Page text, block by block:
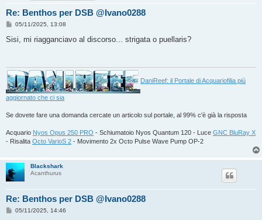
Re: Benthos per DSB @Ivano0288
M
s
i
o
05/11/2025, 13:08
Sisi, mi riagganciavo al discorso... strigata o puellaris?
DaniReef: il Portale di Acquariofilia più
aggiornato che ci sia
Se dovete fare una domanda cercate un articolo sul portale, al 99% c'è già la risposta
Acquario Nyos Opus 250 PRO - Schiumatoio Nyos Quantum 120 - Luce GNC BluRay X
- Risalita Octo VarioS 2 - Movimento 2x Octo Pulse Wave Pump OP-2
Blackshark
Acanthurus
Re: Benthos per DSB @Ivano0288
M05/11/2025, 14:46